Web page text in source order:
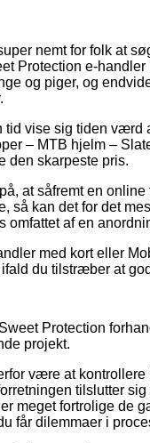
nemt for folk at
Protection e-
og piger, og
tid vise sig tiden
– MTB hjelm –
den skarpeste pris.
at såfremt en
så kan det for det
omfattet af en
med kort eller
du tilstræber at
Protection
projekt.
være at
tilslutter
meget fortrolige de
får dilemmaer i